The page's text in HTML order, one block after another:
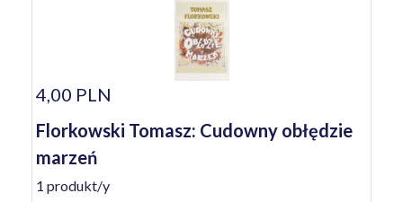
4,00 PLN
Florkowski Tomasz: Cudowny obłędzie
marzeń
1 produkt/y